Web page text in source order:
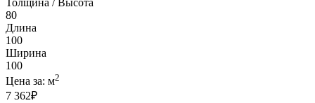
Толщина / Высота
80
Длина
100
Ширина
100
Цена за: м2
7 362₽